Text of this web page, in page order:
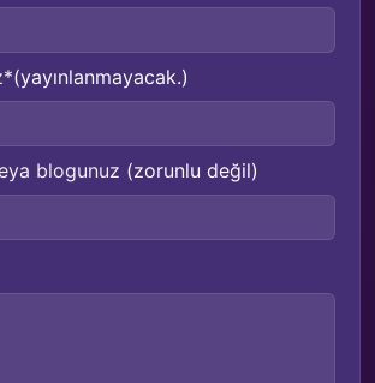
(yayınlanmayacak.)
blogunuz (zorunlu değil)